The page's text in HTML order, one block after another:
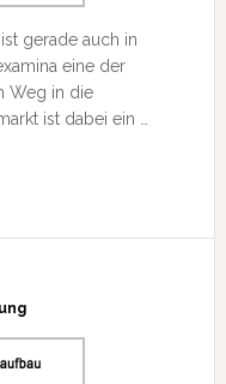
gerade auch in
eine der
Weg in die
ist dabei ein …